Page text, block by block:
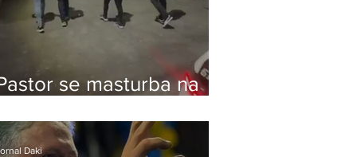
se masturba na
na Zona Oeste
Daki